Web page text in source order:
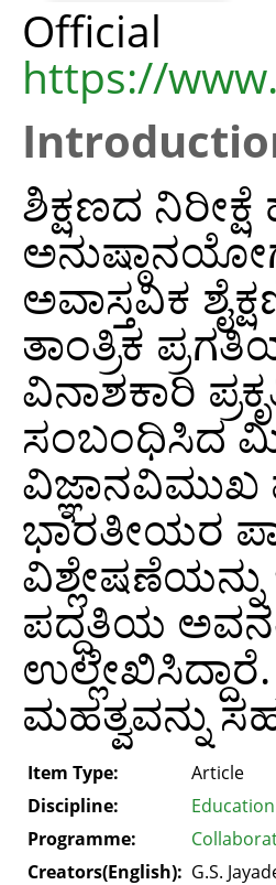
https://
ಶಿಕ್ಷಣದ
ಅವಾಸ್ತವಿಕ
ತಾಂತ್ರಿಕ
ವಿನಾಶಕಾರಿ
ಸಂಬಂಧಿಸಿದ
ವಿಜ್ಞಾನವಿಮುಖ
ಭಾರತೀಯರ
ಪದ್ಧತಿಯ
ಮಹತ್ವವನ್ನು
Item Type:
Article
Discipline:
Education
Programme:
Creators(English): G.S.